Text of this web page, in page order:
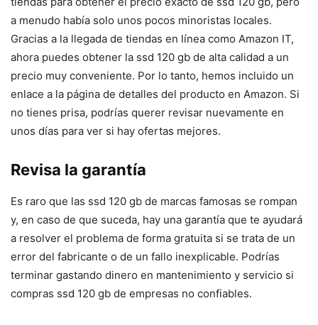
a menudo había solo unos pocos minoristas locales.
Gracias a la llegada de tiendas en línea como Amazon IT,
ahora puedes obtener la ssd 120 gb de alta calidad a un
precio muy conveniente. Por lo tanto, hemos incluido un
enlace a la página de detalles del producto en Amazon. Si
no tienes prisa, podrías querer revisar nuevamente en
unos días para ver si hay ofertas mejores.
Revisa la garantía
Es raro que las ssd 120 gb de marcas famosas se rompan
y, en caso de que suceda, hay una garantía que te ayudará
a resolver el problema de forma gratuita si se trata de un
error del fabricante o de un fallo inexplicable. Podrías
terminar gastando dinero en mantenimiento y servicio si
compras ssd 120 gb de empresas no confiables.